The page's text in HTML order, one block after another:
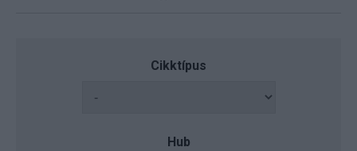
Cikktípus
Hub